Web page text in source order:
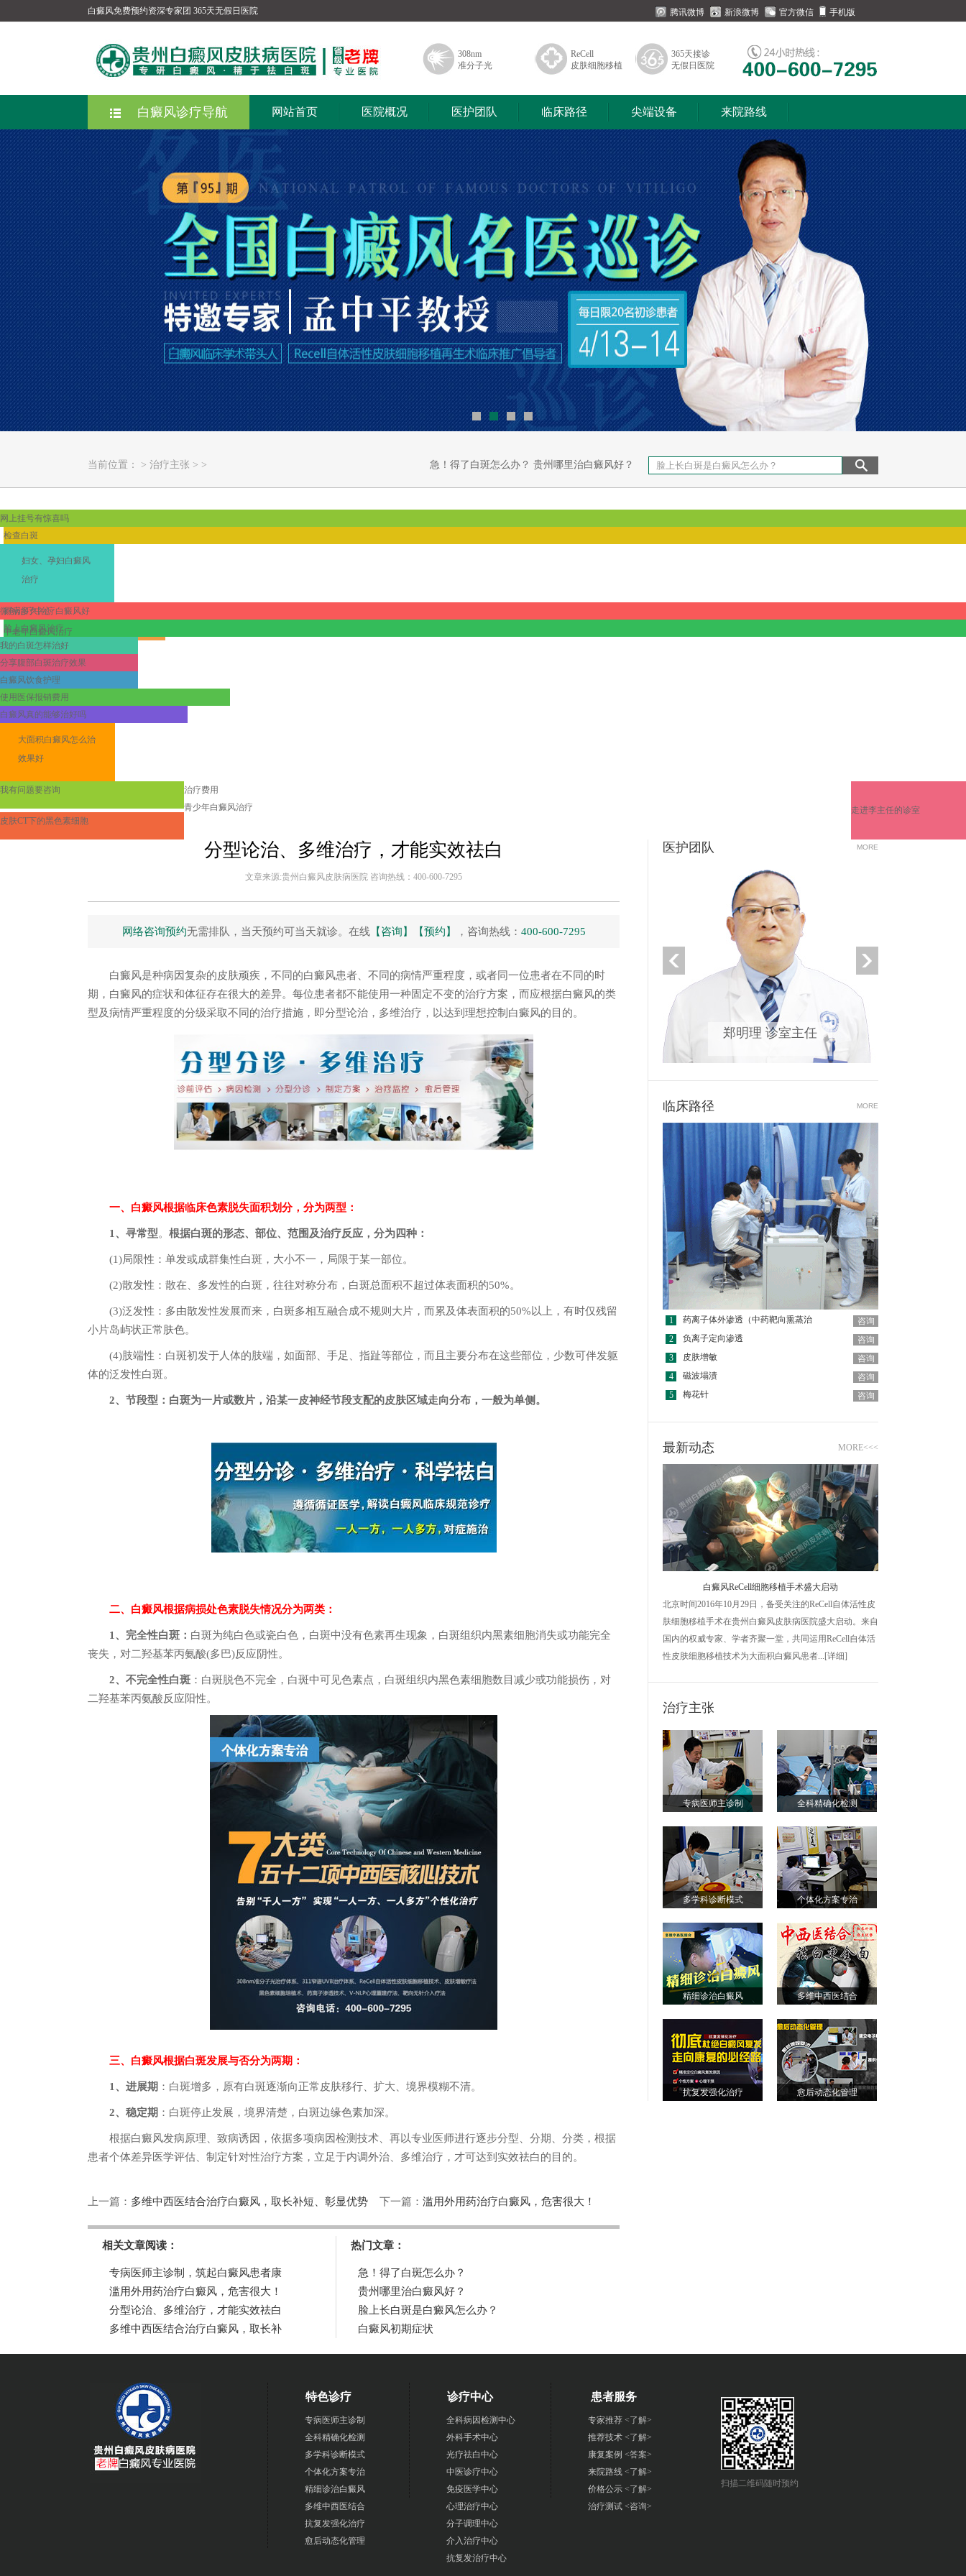
白癜风免费预约资深专家团 365天无假日医院 腾讯微博 新浪微博 官方微信 手机版
308nm
准分子光
ReCell
皮肤细胞移植
365天接诊
无假日医院
白癜风诊疗导航 网站首页 医院概况 医护团队 临床路径 尖端设备 来院路线
当前位置： > 治疗主张 > > 急！得了白斑怎么办？ 贵州哪里治白癜风好？
网上挂号有惊喜吗
检查白斑
妇女、孕妇白癜风
治疗
得病多久治疗白癜风好
中老年白癜风治疗
微创治疗中心
脸上白癜风治疗
我的白斑怎样治好
分享腹部白斑治疗效果
白癜风饮食护理
使用医保报销费用
白癜风真的能够治好吗
大面积白癜风怎么治
效果好
我有问题要咨询
皮肤CT下的黑色素细胞
走进李主任的诊室
治疗费用
青少年白癜风治疗
分型论治、多维治疗，才能实效祛白
文章来源:贵州白癜风皮肤病医院 咨询热线：400-600-7295
网络咨询预约无需排队，当天预约可当天就诊。在线【咨询】 【预约】 ，咨询热线： 400-600-7295
白癜风是种病因复杂的皮肤顽疾，不同的白癜风患者、不同的病情严重程度，或者同一位患者在不同的时
期，白癜风的症状和体征存在很大的差异。每位患者都不能使用一种固定不变的治疗方案，而应根据白癜风的类
型及病情严重程度的分级采取不同的治疗措施，即分型论治，多维治疗，以达到理想控制白癜风的目的。
一、白癜风根据临床色素脱失面积划分，分为两型：
1、寻常型。 根据白斑的形态、部位、范围及治疗反应，分为四种：
(1)局限性：单发或成群集性白斑，大小不一，局限于某一部位。
(2)散发性：散在、多发性的白斑，往往对称分布，白斑总面积不超过体表面积的50%。
(3)泛发性：多由散发性发展而来，白斑多相互融合成不规则大片，而累及体表面积的50%以上，有时仅残留
小片岛屿状正常肤色。
(4)肢端性：白斑初发于人体的肢端，如面部、手足、指趾等部位，而且主要分布在这些部位，少数可伴发躯
体的泛发性白斑。
2、节段型：白斑为一片或数片，沿某一皮神经节段支配的皮肤区域走向分布，一般为单侧。
二、白癜风根据病损处色素脱失情况分为两类：
1、完全性白斑： 白斑为纯白色或瓷白色，白斑中没有色素再生现象，白斑组织内黑素细胞消失或功能完全
丧失，对二羟基苯丙氨酸(多巴)反应阴性。
2、不完全性白斑 ：白斑脱色不完全，白斑中可见色素点，白斑组织内黑色素细胞数目减少或功能损伤，对
二羟基苯丙氨酸反应阳性。
三、白癜风根据白斑发展与否分为两期：
1、进展期 ：白斑增多，原有白斑逐渐向正常皮肤移行、扩大、境界模糊不清。
2、稳定期 ：白斑停止发展，境界清楚，白斑边缘色素加深。
根据白癜风发病原理、致病诱因，依据多项病因检测技术、再以专业医师进行逐步分型、分期、分类，根据
患者个体差异医学评估、制定针对性治疗方案，立足于内调外治、多维治疗，才可达到实效祛白的目的。
上一篇： 多维中西医结合治疗白癜风，取长补短、彰显优势 下一篇： 滥用外用药治疗白癜风，危害很大！
相关文章阅读：
专病医师主诊制，筑起白癜风患者康
滥用外用药治疗白癜风，危害很大！
分型论治、多维治疗，才能实效祛白
多维中西医结合治疗白癜风，取长补
热门文章：
急！得了白斑怎么办？
贵州哪里治白癜风好？
脸上长白斑是白癜风怎么办？
白癜风初期症状
医护团队 MORE
马其正 诊室主任
李顺柏 诊室主任
郑明理 诊室主任
临床路径 MORE
1 药离子体外渗透（中药靶向熏蒸治
咨询
2
负离子定向渗透
咨询
3
皮肤增敏
咨询
4
磁波塌渍
咨询
5
梅花针 咨询
最新动态 MORE<<<
白癜风ReCell细胞移植手术盛大启动
北京时间2016年10月29日，备受关注的ReCell自体活性皮
肤细胞移植手术在贵州白癜风皮肤病医院盛大启动。来自
国内的权威专家、学者齐聚一堂，共同运用ReCell自体活
性皮肤细胞移植技术为大面积白癜风患者... [详细]
治疗主张
专病医师主诊制 全科精确化检测
多学科诊断模式 个体化方案专治
精细诊治白癜风 多维中西医结合
抗复发强化治疗 愈后动态化管理
特色诊疗
专病医师主诊制
全科精确化检测
多学科诊断模式
个体化方案专治
精细诊治白癜风
多维中西医结合
抗复发强化治疗
愈后动态化管理
诊疗中心
全科病因检测中心
外科手术中心
光疗祛白中心
中医诊疗中心
免疫医学中心
心理治疗中心
分子调理中心
介入治疗中心
抗复发治疗中心
患者服务
专家推荐 <了解>
推荐技术 <了解>
康复案例 <答案>
来院路线 <了解>
价格公示 <了解>
治疗测试 <咨询>
扫描二维码随时预约